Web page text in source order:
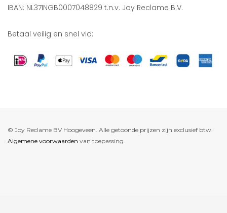
IBAN: NL37INGB0007048829 t.n.v. Joy Reclame B.V.
Betaal veilig en snel via:
© Joy Reclame BV Hoogeveen. Alle getoonde prijzen zijn exclusief btw.
Algemene voorwaarden van toepassing.